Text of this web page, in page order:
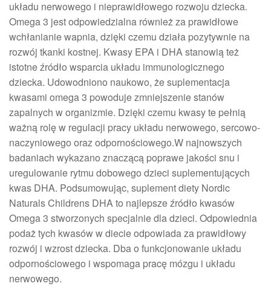
układu nerwowego i nieprawidłowego rozwoju dziecka.
Omega 3 jest odpowiedzialna również za prawidłowe
wchłanianie wapnia, dzięki czemu działa pozytywnie na
rozwój tkanki kostnej. Kwasy EPA i DHA stanowią też
istotne źródło wsparcia układu immunologicznego
dziecka. Udowodniono naukowo, że suplementacja
kwasami omega 3 powoduje zmniejszenie stanów
zapalnych w organizmie. Dzięki czemu kwasy te pełnią
ważną rolę w regulacji pracy układu nerwowego, sercowo-
naczyniowego oraz odpornościowego.W najnowszych
badaniach wykazano znaczącą poprawe jakości snu i
uregulowanie rytmu dobowego dzieci suplementujących
kwas DHA. Podsumowując, suplement diety Nordic
Naturals Childrens DHA to najlepsze źródło kwasów
Omega 3 stworzonych specjalnie dla dzieci. Odpowiednia
podaż tych kwasów w diecie odpowiada za prawidłowy
rozwój i wzrost dziecka. Dba o funkcjonowanie układu
odpornościowego i wspomaga pracę mózgu i układu
nerwowego.